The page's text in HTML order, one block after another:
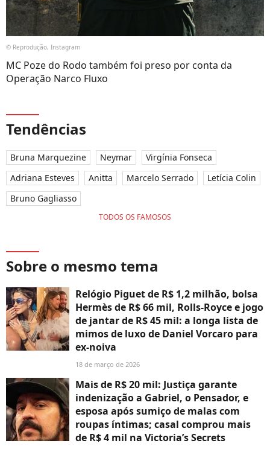
© Reprodução, Instagram
MC Poze do Rodo também foi preso por conta da
Operação Narco Fluxo
Tendências
Bruna Marquezine Neymar
Virgínia Fonseca
Adriana Esteves
Anitta Marcelo Serrado
Letícia Colin
Bruno Gagliasso
TODOS OS FAMOSOS
Sobre o mesmo tema
Relógio Piguet de R$ 1,2 milhão, bolsa
Hermès de R$ 66 mil, Rolls-Royce e jogo
de jantar de R$ 45 mil: a longa lista de
mimos de luxo de Daniel Vorcaro para
ex-noiva
18 de março de 2026
Mais de R$ 20 mil: Justiça garante
indenização a Gabriel, o Pensador, e
esposa após sumiço de malas com
roupas íntimas; casal comprou mais
de R$ 4 mil na Victoria’s Secrets